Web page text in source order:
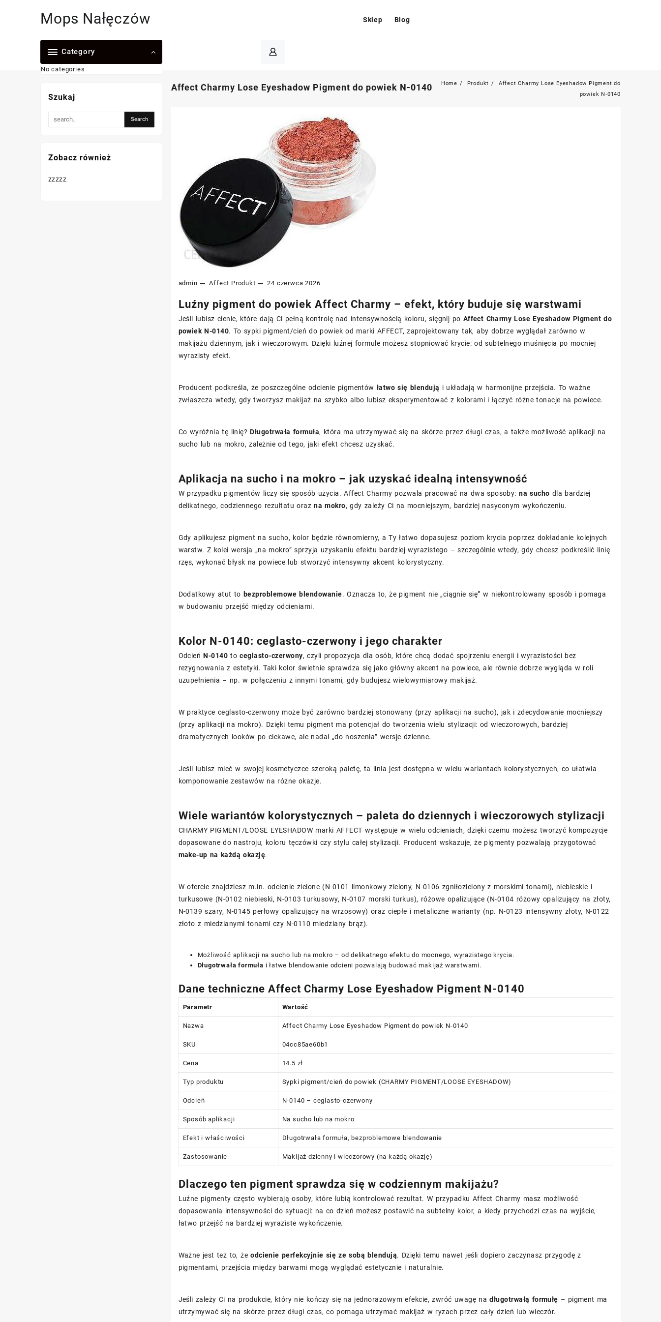
Mops Nałęczów Sklep Blog
Category
No categories
Affect Charmy Lose Eyeshadow Pigment do powiek N-0140 Home Produkt
Affect Charmy Lose Eyeshadow Pigment do
powiek N-0140
admin Affect Produkt 24 czerwca 2026
Luźny pigment do powiek Affect Charmy – efekt, który buduje się warstwami
Jeśli lubisz cienie, które dają Ci pełną kontrolę nad intensywnością koloru, sięgnij po Affect Charmy Lose Eyeshadow Pigment do
powiek N-0140. To sypki pigment/cień do powiek od marki AFFECT, zaprojektowany tak, aby dobrze wyglądał zarówno w
makijażu dziennym, jak i wieczorowym. Dzięki luźnej formule możesz stopniować krycie: od subtelnego muśnięcia po mocniej
wyrazisty efekt.
Producent podkreśla, że poszczególne odcienie pigmentów łatwo się blendują i układają w harmonijne przejścia. To ważne
zwłaszcza wtedy, gdy tworzysz makijaż na szybko albo lubisz eksperymentować z kolorami i łączyć różne tonacje na powiece.
Co wyróżnia tę linię?Długotrwała formuła, która ma utrzymywać się na skórze przez długi czas, a także możliwość aplikacji na
sucho lub na mokro, zależnie od tego, jaki efekt chcesz uzyskać.
Aplikacja na sucho i na mokro – jak uzyskać idealną intensywność
W przypadku pigmentów liczy się sposób użycia. Affect Charmy pozwala pracować na dwa sposoby:na sucho dla bardziej
delikatnego, codziennego rezultatu orazna mokro, gdy zależy Ci na mocniejszym, bardziej nasyconym wykończeniu.
Gdy aplikujesz pigment na sucho, kolor będzie równomierny, a Ty łatwo dopasujesz poziom krycia poprzez dokładanie kolejnych
warstw. Z kolei wersja „na mokro” sprzyja uzyskaniu efektu bardziej wyrazistego – szczególnie wtedy, gdy chcesz podkreślić linię
rzęs, wykonać błysk na powiece lub stworzyć intensywny akcent kolorystyczny.
Dodatkowy atut to bezproblemowe blendowanie. Oznacza to, że pigment nie „ciągnie się” w niekontrolowany sposób i pomaga
w budowaniu przejść między odcieniami.
Kolor N-0140: ceglasto-czerwony i jego charakter
OdcieńN-0140 toceglasto-czerwony, czyli propozycja dla osób, które chcą dodać spojrzeniu energii i wyrazistości bez
rezygnowania z estetyki. Taki kolor świetnie sprawdza się jako główny akcent na powiece, ale równie dobrze wygląda w roli
uzupełnienia – np. w połączeniu z innymi tonami, gdy budujesz wielowymiarowy makijaż.
W praktyce ceglasto-czerwony może być zarówno bardziej stonowany (przy aplikacji na sucho), jak i zdecydowanie mocniejszy
(przy aplikacji na mokro). Dzięki temu pigment ma potencjał do tworzenia wielu stylizacji: od wieczorowych, bardziej
dramatycznych looków po ciekawe, ale nadal „do noszenia” wersje dzienne.
Jeśli lubisz mieć w swojej kosmetyczce szeroką paletę, ta linia jest dostępna w wielu wariantach kolorystycznych, co ułatwia
komponowanie zestawów na różne okazje.
Wiele wariantów kolorystycznych – paleta do dziennych i wieczorowych stylizacji
CHARMY PIGMENT/LOOSE EYESHADOW marki AFFECT występuje w wielu odcieniach, dzięki czemu możesz tworzyć kompozycje
dopasowane do nastroju, koloru tęczówki czy stylu całej stylizacji. Producent wskazuje, że pigmenty pozwalają przygotować
make-up na każdą okazję.
W ofercie znajdziesz m.in. odcienie zielone (N-0101 limonkowy zielony, N-0106 zgniłozielony z morskimi tonami), niebieskie i
turkusowe (N-0102 niebieski, N-0103 turkusowy, N-0107 morski turkus), różowe opalizujące (N-0104 różowy opalizujący na złoty,
N-0139 szary, N-0145 perłowy opalizujący na wrzosowy) oraz ciepłe i metaliczne warianty (np. N-0123 intensywny złoty, N-0122
złoto z miedzianymi tonami czy N-0110 miedziany brąz).
Możliwość aplikacji na sucho lub na mokro – od delikatnego efektu do mocnego, wyrazistego krycia.
Długotrwała formuła i łatwe blendowanie odcieni pozwalają budować makijaż warstwami.
Dane techniczne Affect Charmy Lose Eyeshadow Pigment N-0140
Parametr Wartość
Nazwa Affect Charmy Lose Eyeshadow Pigment do powiek N-0140
SKU 04cc85ae60b1
Cena 14.5 zł
Typ produktu Sypki pigment/cień do powiek (CHARMY PIGMENT/LOOSE EYESHADOW)
Odcień N-0140 – ceglasto-czerwony
Sposób aplikacji Na sucho lub na mokro
Efekt i właściwości Długotrwała formuła, bezproblemowe blendowanie
Zastosowanie Makijaż dzienny i wieczorowy (na każdą okazję)
Dlaczego ten pigment sprawdza się w codziennym makijażu?
Luźne pigmenty często wybierają osoby, które lubią kontrolować rezultat. W przypadku Affect Charmy masz możliwość
dopasowania intensywności do sytuacji: na co dzień możesz postawić na subtelny kolor, a kiedy przychodzi czas na wyjście,
łatwo przejść na bardziej wyraziste wykończenie.
Ważne jest też to, żeodcienie perfekcyjnie się ze sobą blendują. Dzięki temu nawet jeśli dopiero zaczynasz przygodę z
pigmentami, przejścia między barwami mogą wyglądać estetycznie i naturalnie.
Jeśli zależy Ci na produkcie, który nie kończy się na jednorazowym efekcie, zwróć uwagę nadługotrwałą formułę – pigment ma
utrzymywać się na skórze przez długi czas, co pomaga utrzymać makijaż w ryzach przez cały dzień lub wieczór.
Szukaj
Zobacz również
zzzzz